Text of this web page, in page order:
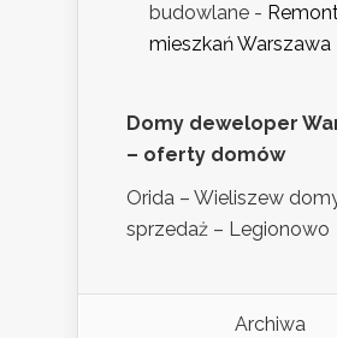
budowlane -
mieszkań Warszawa
Domy deweloper
– oferty domów
Orida – Wieliszew
sprzedaż – Legionowo
Archiwa